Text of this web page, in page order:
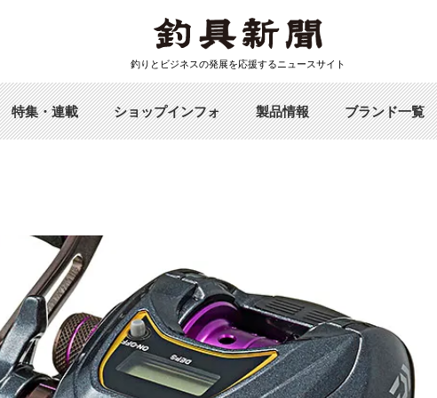
釣りとビジネスの発展を応援するニュースサイト
特集・連載 ショップインフォ 製品情報 ブランド一覧